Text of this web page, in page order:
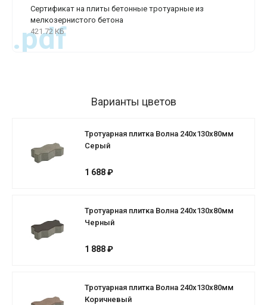
Сертификат на плиты бетонные тротуарные из
мелкозернистого бетона
421.72 КБ
.pdf
Варианты цветов
Тротуарная плитка Волна 240х130х80мм
Серый
1 688 ₽
Тротуарная плитка Волна 240х130х80мм
Черный
1 888 ₽
Тротуарная плитка Волна 240х130х80мм
Коричневый